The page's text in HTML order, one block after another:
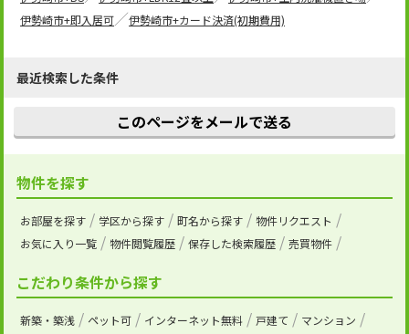
伊勢崎市+即入居可
伊勢崎市+カード決済(初期費用)
最近検索した条件
このページをメールで送る
物件を探す
お部屋を探す 学区から探す 町名から探す
物件リクエスト
お気に入り一覧
物件閲覧履歴 保存した検索履歴 売買物件
こだわり条件から探す
新築・築浅 ペット可 インターネット無料 戸建て
マンション